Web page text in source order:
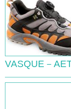
VASQUE－